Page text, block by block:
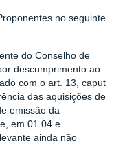
no seguinte
do Conselho de
descumprimento ao
com o art. 13, caput
das aquisições de
emissão da
em 01.04 e
ainda não